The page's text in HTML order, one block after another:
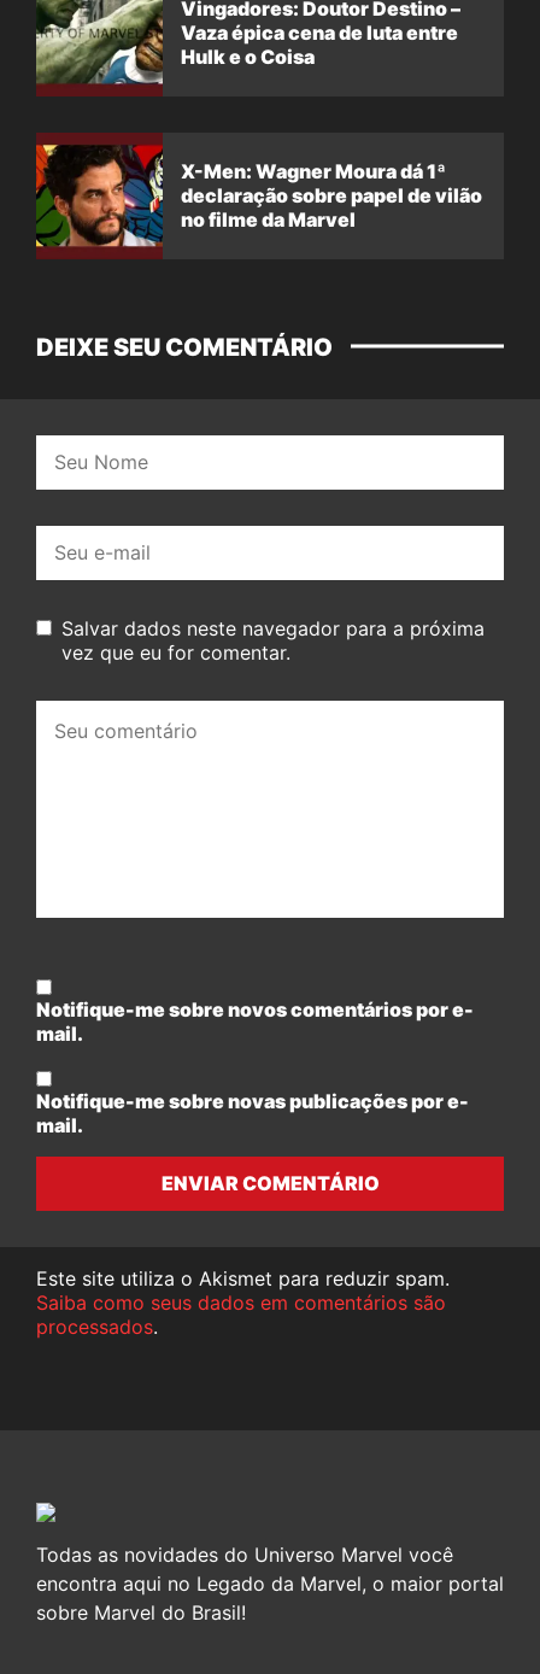
Vingadores: Doutor Destino –
Vaza épica cena de luta entre
Hulk e o Coisa
X-Men: Wagner Moura dá 1ª
declaração sobre papel de vilão
no filme da Marvel
DEIXE SEU COMENTÁRIO
mail:
Salvar dados neste navegador para a próxima
vez que eu for comentar.
comentário:
Notifique-me sobre novos comentários por e-
mail.
Notifique-me sobre novas publicações por e-
mail.
ENVIAR COMENTÁRIO
Este site utiliza o Akismet para reduzir spam.
Saiba como seus dados em comentários são
processados.
Todas as novidades do Universo Marvel você
encontra aqui no Legado da Marvel, o maior portal
sobre Marvel do Brasil!